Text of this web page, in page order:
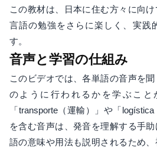
この教材は、日本に住む方々に向け
言語の勉強をさらに楽しく、実践
す。
音声と学習の仕組み
このビデオでは、各単語の音声を
のように行われるかを学ぶこと
「transporte（運輸）」や「
を含む音声は、発音を理解する手
語の意味や用法も説明されるため